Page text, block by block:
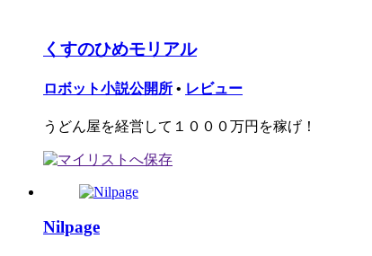
くすのひめモリアル
ロボット小説公開所 • レビュー
うどん屋を経営して１０００万円を稼げ！
Nilpage